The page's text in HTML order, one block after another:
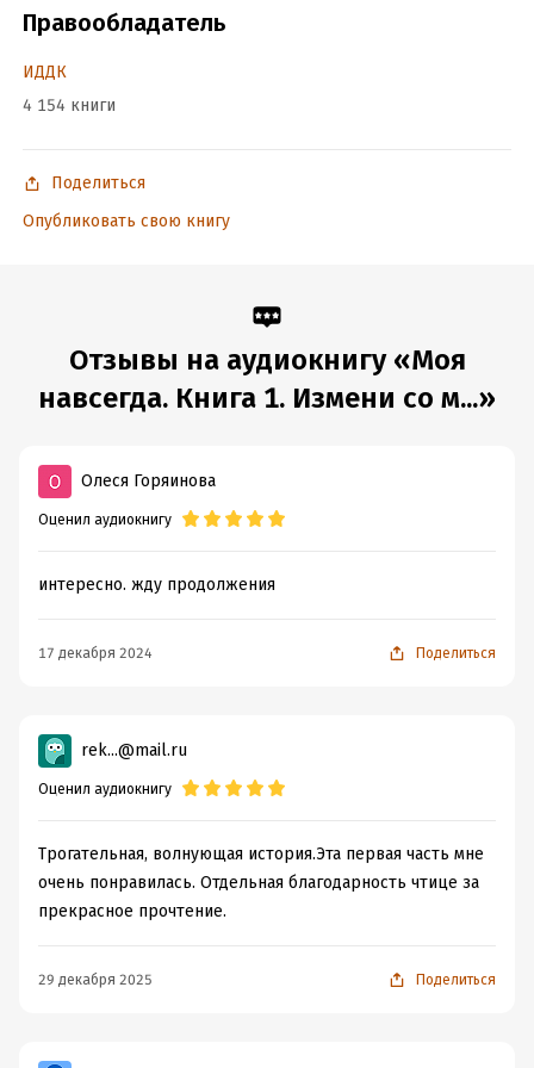
Музыка: audionautix.com
Jason Shaw / Time Passing By
Jason Shaw / Green Leaves
© ИДДК
Правообладатель
ИДДК
4 154 книги
Поделиться
Опубликовать свою книгу
Отзывы на аудиокнигу «Моя
навсегда. Книга 1. Измени со м...»
Олеся Горяинова
Оценил аудиокнигу
интересно. жду продолжения
17 декабря 2024 Поделиться
rek...@mail.ru
Оценил аудиокнигу
Трогательная, волнующая история.Эта первая часть мне
очень понравилась. Отдельная благодарность чтице за
прекрасное прочтение.
29 декабря 2025 Поделиться